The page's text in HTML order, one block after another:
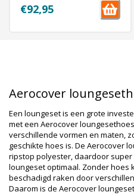
€92,95
Aerocover
Een loungeset is een grote
met een Aerocover
verschillende vormen en maten,
geschikte hoes is. De Aerocover
ripstop polyester, daardoor
loungeset optimaal. Zonder hoes
beschadigd raken door
Daarom is de Aerocover